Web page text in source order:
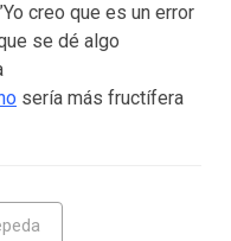
creo que es un error
se dé algo
sería más fructífera